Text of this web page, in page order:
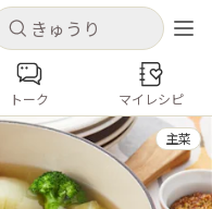
キャンセル
存できます
キャンセル
コンテンツ
トーク マイレシピ
主菜